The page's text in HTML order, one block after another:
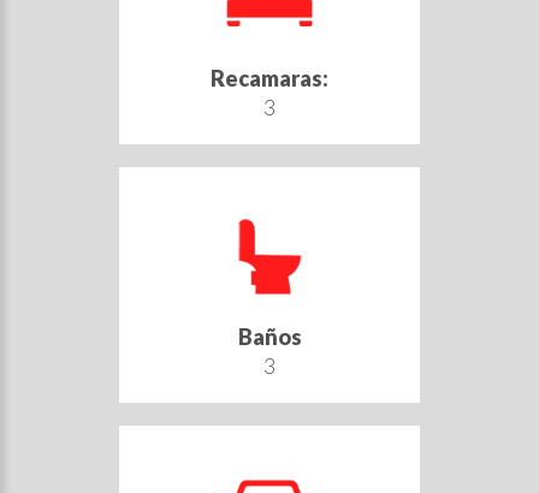
Recamaras:
3
Baños
3